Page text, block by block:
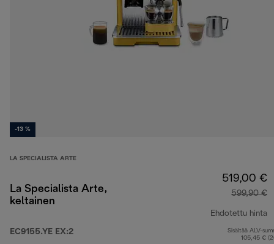
-13 %
LA SPECIALISTA ARTE
La Specialista Arte,
keltainen
EC9155.YE EX:2
519,00 €
599,90 €
Ehdotettu hinta
Sisältää ALV-
105,45 €